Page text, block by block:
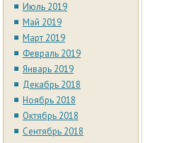
Июль 2019
Май 2019
Март 2019
Февраль 2019
Январь 2019
Декабрь 2018
Ноябрь 2018
Октябрь 2018
Сентябрь 2018